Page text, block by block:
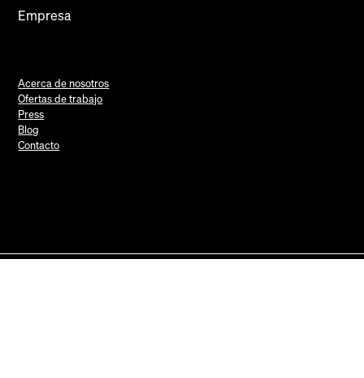
Empresa
Acerca de nosotros
Ofertas de trabajo
Press
Blog
Contacto